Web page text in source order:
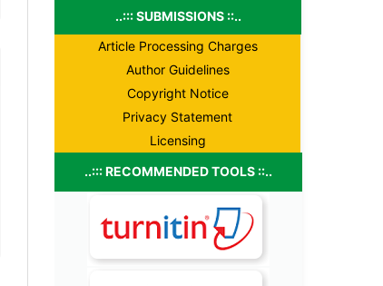
..::: SUBMISSIONS ::..
Article Processing Charges
Author Guidelines
Copyright Notice
Privacy Statement
Licensing
..::: RECOMMENDED TOOLS ::..